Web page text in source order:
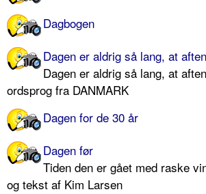
Dagbogen
Dagen er aldrig så lang, at
Dagen er aldrig så lang, at
ordsprog fra DANMARK
Dagen for de 30 år
Dagen før
Tiden den er gået med raske
og tekst af Kim Larsen